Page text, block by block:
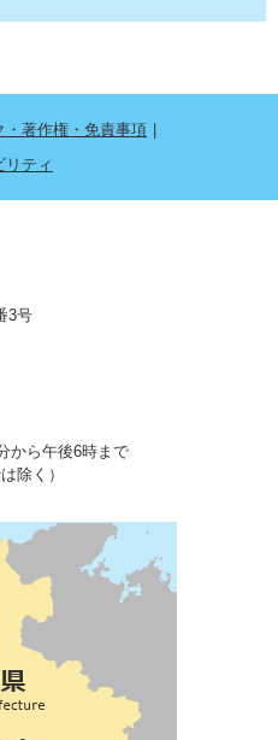
・著作権・免責事項
リティ
3号
から午後6時まで
除く）